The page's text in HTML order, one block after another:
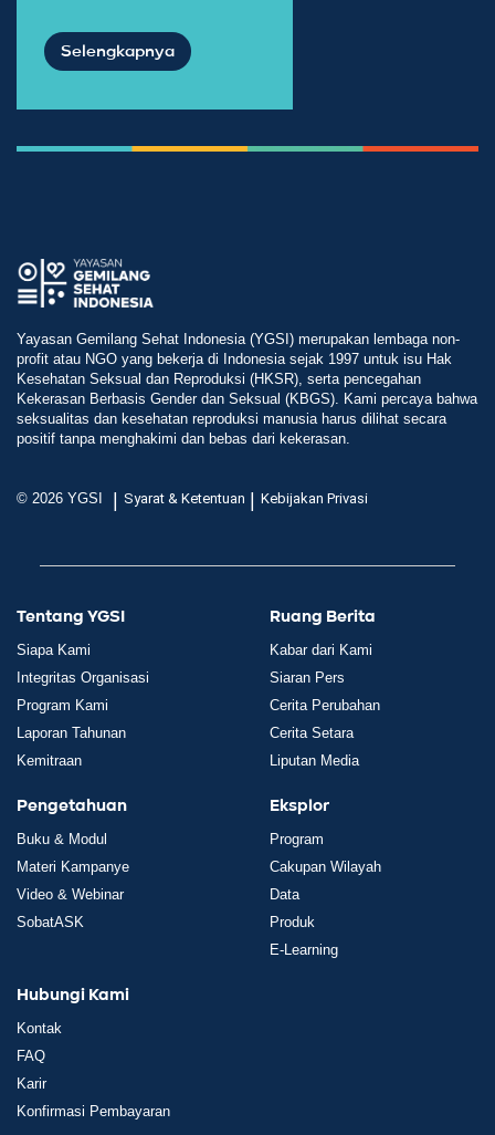
Selengkapnya
Yayasan Gemilang Sehat Indonesia (YGSI) merupakan lembaga non-
profit atau NGO yang bekerja di Indonesia sejak 1997 untuk isu Hak
Kesehatan Seksual dan Reproduksi (HKSR), serta pencegahan
Kekerasan Berbasis Gender dan Seksual (KBGS). Kami percaya bahwa
seksualitas dan kesehatan reproduksi manusia harus dilihat secara
positif tanpa menghakimi dan bebas dari kekerasan.
© 2026 YGSI | Syarat & Ketentuan | Kebijakan Privasi
Tentang YGSI
Siapa Kami
Integritas Organisasi
Program Kami
Laporan Tahunan
Kemitraan
Ruang Berita
Kabar dari Kami
Siaran Pers
Cerita Perubahan
Cerita Setara
Liputan Media
Pengetahuan
Buku & Modul
Materi Kampanye
Video & Webinar
SobatASK
Eksplor
Program
Cakupan Wilayah
Data
Produk
E-Learning
Hubungi Kami
Kontak
FAQ
Karir
Konfirmasi Pembayaran